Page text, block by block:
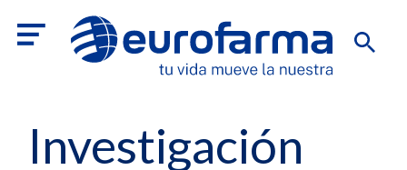
Investigación